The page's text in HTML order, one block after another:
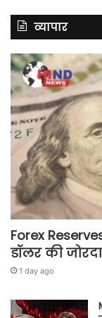
व्यापार
Forex
डॉलर की
1 day ago